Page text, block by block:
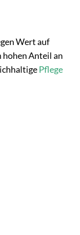
Wert auf
Anteil an
Pflege